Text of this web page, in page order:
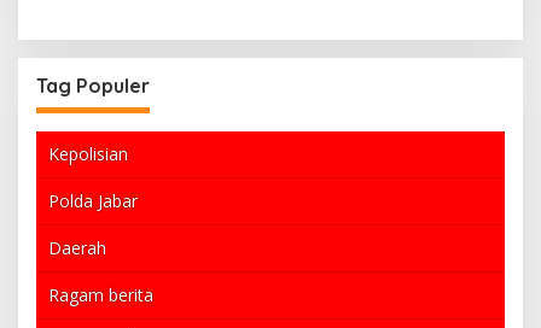
Tag Populer
Kepolisian
Polda Jabar
Daerah
Ragam berita